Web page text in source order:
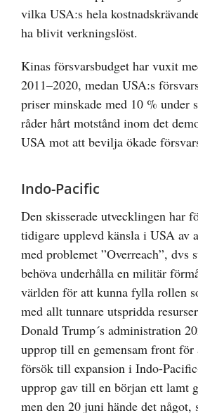
vilka USA:s hela
ha blivit verkningslöst.
Kinas försvarsbudget har vuxit
2011–2020, medan USA:s
priser minskade med 10 % under
råder hårt motstånd inom det
USA mot att bevilja ökade
Indo-Pacific
Den skisserade utvecklingen har
tidigare upplevd känsla i USA av
med problemet ”Overreach”, dvs
behöva underhålla en militär
världen för att kunna fylla rollen
med allt tunnare utspridda
Donald Trump´s administration
upprop till en gemensam front för
försök till expansion i Indo-
upprop gav till en början ett lamt
men den 20 juni hände det något,